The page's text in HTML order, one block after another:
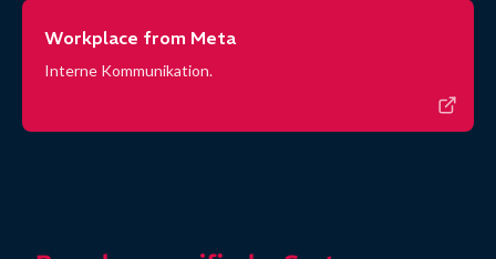
Workplace from Meta
Interne Kommunikation.